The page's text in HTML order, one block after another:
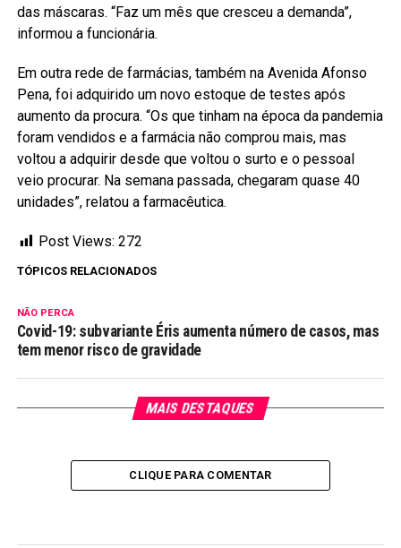
das máscaras. “Faz um mês que cresceu a demanda”,
informou a funcionária.
Em outra rede de farmácias, também na Avenida Afonso
Pena, foi adquirido um novo estoque de testes após
aumento da procura. “Os que tinham na época da pandemia
foram vendidos e a farmácia não comprou mais, mas
voltou a adquirir desde que voltou o surto e o pessoal
veio procurar. Na semana passada, chegaram quase 40
unidades”, relatou a farmacêutica.
Post Views: 272
TÓPICOS RELACIONADOS
NÃO PERCA
Covid-19: subvariante Éris aumenta número de casos, mas
tem menor risco de gravidade
MAIS DESTAQUES
CLIQUE PARA COMENTAR